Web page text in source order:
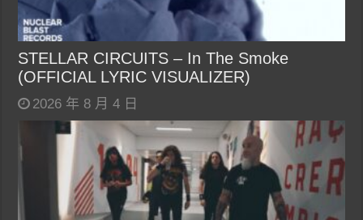
STELLAR CIRCUITS – In The Smoke
(OFFICIAL LYRIC VISUALIZER)
2026 年 8 月 4 日